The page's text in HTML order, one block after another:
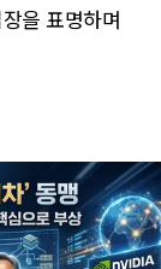
을 표명하며